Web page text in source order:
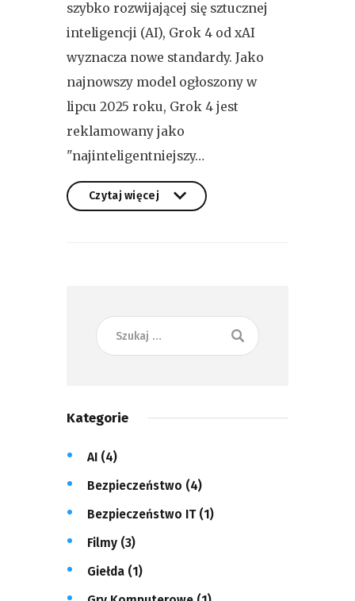
szybko rozwijającej się sztucznej
inteligencji (AI), Grok 4 od xAI
wyznacza nowe standardy. Jako
najnowszy model ogłoszony w
lipcu 2025 roku, Grok 4 jest
reklamowany jako
"najinteligentniejszy…
Czytaj więcej
Kategorie
AI(4)
Bezpieczeństwo (4)
Bezpieczeństwo IT(1)
Filmy(3)
Giełda(1)